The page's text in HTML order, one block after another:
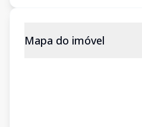
Mapa do imóvel